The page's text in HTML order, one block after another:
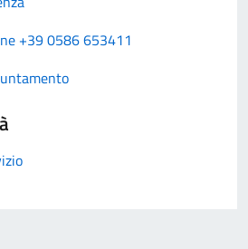
+39 0586 653411